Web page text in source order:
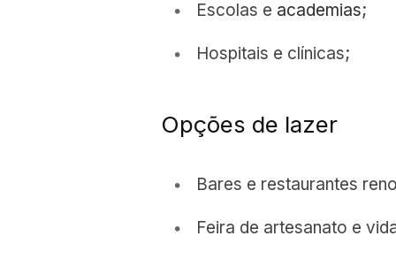
Escolas e academias;
Hospitais e clínicas;
Opções de lazer
Bares e restaurantes
Feira de artesanato e